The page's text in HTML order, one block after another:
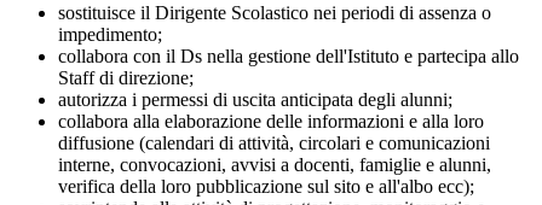
sostituisce il Dirigente Scolastico nei periodi di assenza o
impedimento;
collabora con il Ds nella gestione dell'Istituto e partecipa allo
Staff di direzione;
autorizza i permessi di uscita anticipata degli alunni;
collabora alla elaborazione delle informazioni e alla loro
diffusione (calendari di attività, circolari e comunicazioni
interne, convocazioni, avvisi a docenti, famiglie e alunni,
verifica della loro pubblicazione sul sito e all'albo ecc);